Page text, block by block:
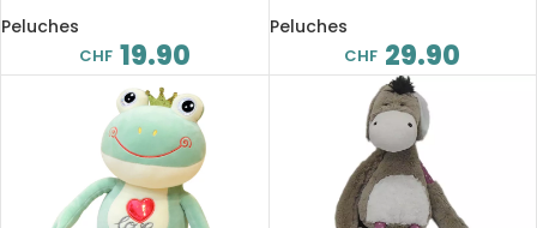
Peluches
CHF 19.90
Peluches
CHF 29.90